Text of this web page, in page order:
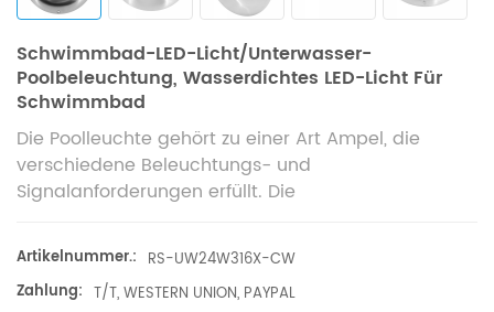
Schwimmbad-LED-Licht/Unterwasser-
Poolbeleuchtung, Wasserdichtes LED-Licht Für
Schwimmbad
Die Poolleuchte gehört zu einer Art Ampel, die
verschiedene Beleuchtungs- und
Signalanforderungen erfüllt. Die
Schiffsbeleuchtung, Navigationslichter und
Signallichter.
Artikelnummer.: RS-UW24W316X-CW
Zahlung: T/T, WESTERN UNION, PAYPAL